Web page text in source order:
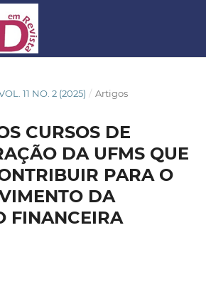
11 NO. 2 (2025) / Artigos
CURSOS DE
DA UFMS QUE
PARA O
DA
FINANCEIRA